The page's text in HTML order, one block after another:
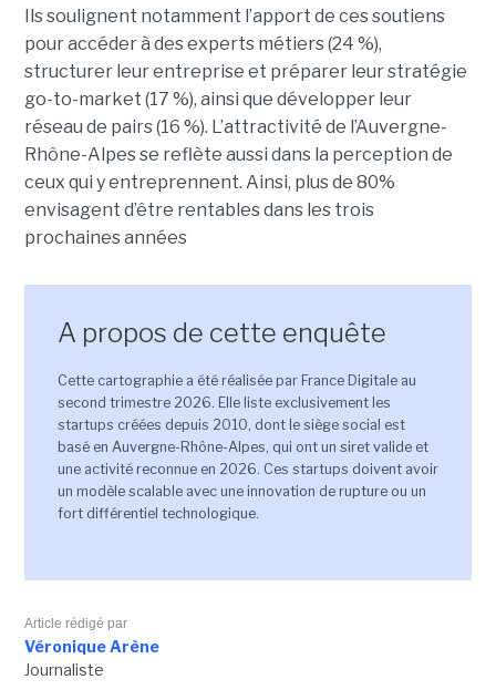
Ils soulignent notamment l’apport de ces soutiens
pour accéder à des experts métiers (24 %),
structurer leur entreprise et préparer leur stratégie
go-to-market (17 %), ainsi que développer leur
réseau de pairs (16 %). L’attractivité de l’Auvergne-
Rhône-Alpes se reflète aussi dans la perception de
ceux qui y entreprennent. Ainsi, plus de 80%
envisagent d’être rentables dans les trois
prochaines années
A propos de cette enquête
Cette cartographie a été réalisée par France Digitale au
second trimestre 2026. Elle liste exclusivement les
startups créées depuis 2010, dont le siège social est
basé en Auvergne-Rhône-Alpes, qui ont un siret valide et
une activité reconnue en 2026. Ces startups doivent avoir
un modèle scalable avec une innovation de rupture ou un
fort différentiel technologique.
Article rédigé par
Véronique Arène
Journaliste